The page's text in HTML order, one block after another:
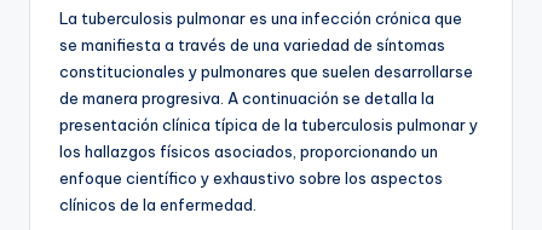
La tuberculosis pulmonar es una infección crónica que
se manifiesta a través de una variedad de síntomas
constitucionales y pulmonares que suelen desarrollarse
de manera progresiva. A continuación se detalla la
presentación clínica típica de la tuberculosis pulmonar y
los hallazgos físicos asociados, proporcionando un
enfoque científico y exhaustivo sobre los aspectos
clínicos de la enfermedad.